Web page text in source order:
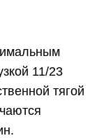
11/23
тягой